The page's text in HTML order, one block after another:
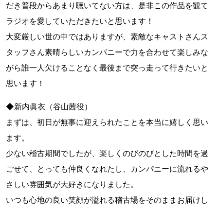
だき普段からあまり聴いてない方は、是非この作品を観て
ラジオを愛していただきたいと思います！
大変厳しい世の中ではありますが、素敵なキャストさんス
タッフさん素晴らしいカンパニーで力を合わせて楽しみな
がら誰一人欠けることなく最後まで突っ走って行きたいと
思います！
◆新内眞衣（谷山茜役）
まずは、初日が無事に迎えられたことを本当に嬉しく思い
ます。
少ない稽古期間でしたが、楽しくのびのびとした時間を過
ごせて、とっても仲良くなれたし、カンパニーに流れるや
さしい雰囲気が大好きになりました。
いつも心地の良い笑顔が溢れる稽古場をそのままお届けし